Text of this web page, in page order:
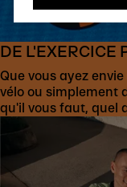
DE L'EXERCICE
Que vous ayez
vélo ou simplement
qu'il vous faut, quel